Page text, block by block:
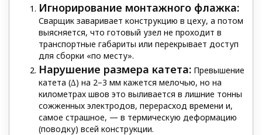
Игнорирование монтажного флажка:
Сварщик заваривает конструкцию в цеху, а потом
выясняется, что готовый узел не проходит в
транспортные габариты или перекрывает доступ
для сборки «по месту».
Нарушение размера катета: Превышение
катета (∆) на 2–3 мм кажется мелочью, но на
километрах швов это выливается в лишние тонны
сожженных электродов, перерасход времени и,
самое страшное, — в термическую деформацию
(поводку) всей конструкции.